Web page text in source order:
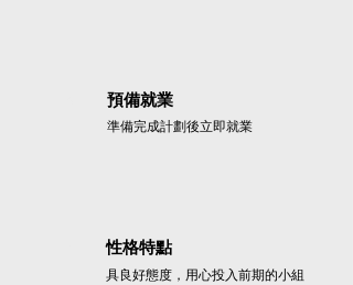
預備就業
準備完成計劃後立即就業
性格特點
具良好態度，用心投入前期的小組